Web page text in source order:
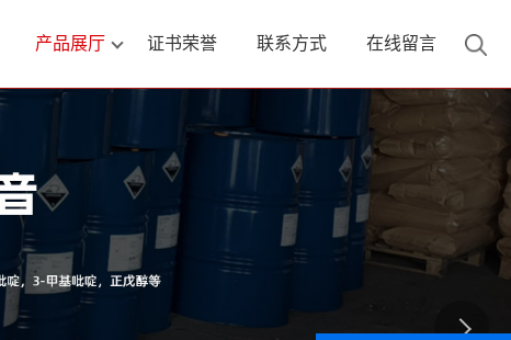
产品展厅 证书荣誉 联系方式 在线留言